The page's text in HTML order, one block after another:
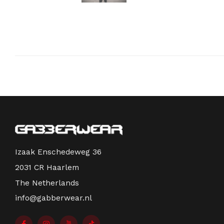
Izaak Enschedeweg 36
2031 CR Haarlem
The Netherlands
info@gabberwear.nl